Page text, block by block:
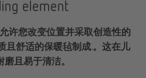
element
许您改变位置并采取创造性的
且舒适的保暖毡制成.。这在儿
且易于清洁。